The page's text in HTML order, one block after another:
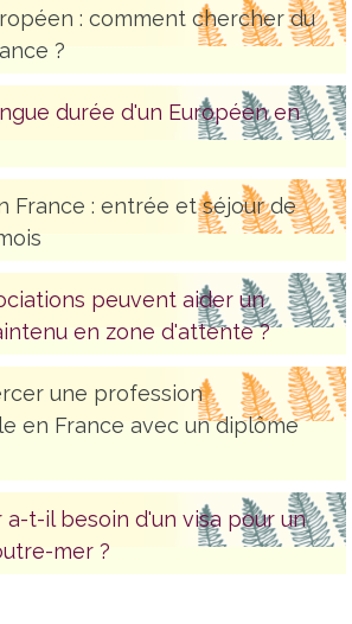
: comment chercher du
?
durée d'un Européen en
France : entrée et séjour de
peuvent aider un
en zone d'attente ?
une profession
en France avec un diplôme
t-il besoin d'un visa pour un
mer ?